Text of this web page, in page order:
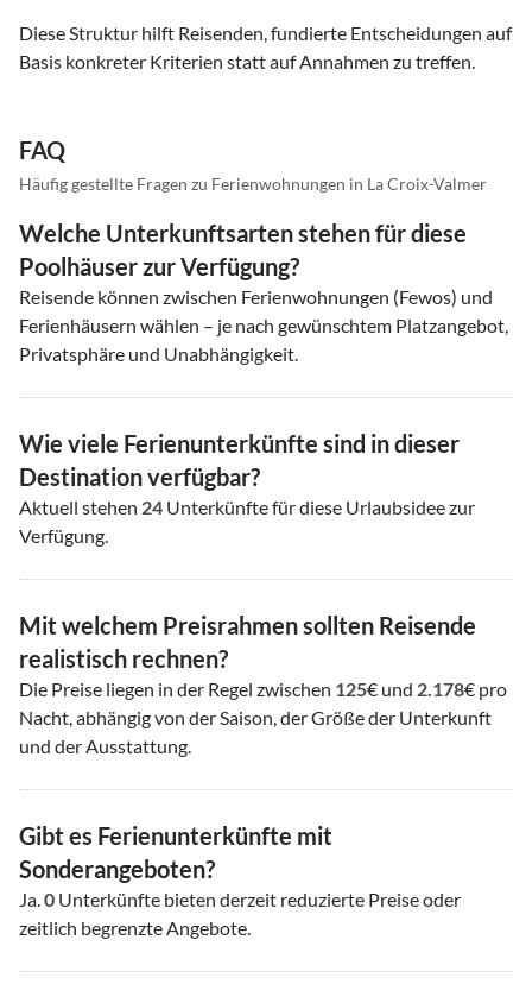
Diese Struktur hilft Reisenden, fundierte Entscheidungen auf
Basis konkreter Kriterien statt auf Annahmen zu treffen.
FAQ
Häufig gestellte Fragen zu Ferienwohnungen in La Croix-Valmer
Welche Unterkunftsarten stehen für diese
Poolhäuser zur Verfügung?
Reisende können zwischen Ferienwohnungen (Fewos) und
Ferienhäusern wählen – je nach gewünschtem Platzangebot,
Privatsphäre und Unabhängigkeit.
Wie viele Ferienunterkünfte sind in dieser
Destination verfügbar?
Aktuell stehen 24 Unterkünfte für diese Urlaubsidee zur
Verfügung.
Mit welchem Preisrahmen sollten Reisende
realistisch rechnen?
Die Preise liegen in der Regel zwischen 125€ und 2.178€ pro
Nacht, abhängig von der Saison, der Größe der Unterkunft
und der Ausstattung.
Gibt es Ferienunterkünfte mit
Sonderangeboten?
Ja. 0 Unterkünfte bieten derzeit reduzierte Preise oder
zeitlich begrenzte Angebote.